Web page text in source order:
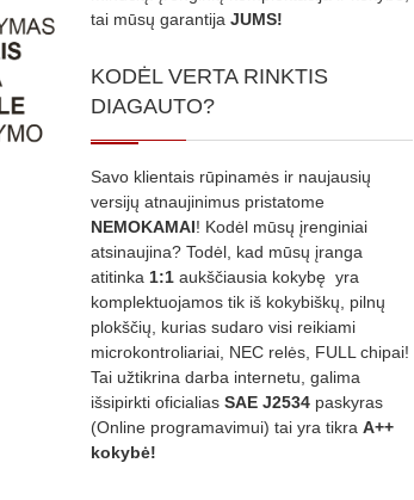
tai mūsų garantija JUMS!
KODĖL VERTA RINKTIS
DIAGAUTO?
Savo klientais rūpinamės ir naujausių
versijų atnaujinimus pristatome
NEMOKAMAI! Kodėl mūsų įrenginiai
atsinaujina? Todėl, kad mūsų įranga
atitinka 1:1 aukščiausia kokybę yra
komplektuojamos tik iš kokybiškų, pilnų
plokščių, kurias sudaro visi reikiami
microkontroliariai, NEC relės, FULL chipai!
Tai užtikrina darba internetu, galima
išsipirkti oficialias SAE J2534 paskyras
(Online programavimui) tai yra tikra A++
kokybė!